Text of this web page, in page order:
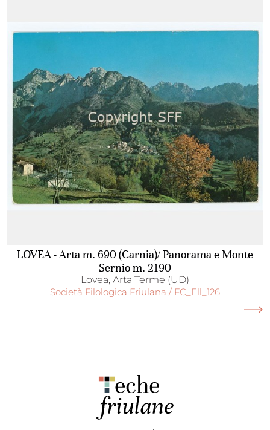
LOVEA - Arta m. 690 (Carnia)/ Panorama e Monte
Sernio m. 2190
Lovea, Arta Terme (UD)
Società Filologica Friulana / FC_Ell_126